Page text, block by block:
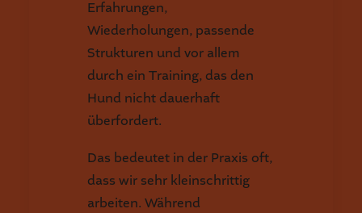
Erfahrungen,
Wiederholungen, passende
Strukturen und vor allem
durch ein Training, das den
Hund nicht dauerhaft
überfordert.
Das bedeutet in der Praxis oft,
dass wir sehr kleinschrittig
arbeiten. Während